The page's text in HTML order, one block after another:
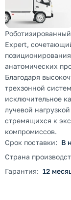
Expert,
анатомических
Благодаря
трехзонной
исключительное
лучевой
стремящихся к
компромиссов.
Срок поставки: В
Страна
Гарантия: 12